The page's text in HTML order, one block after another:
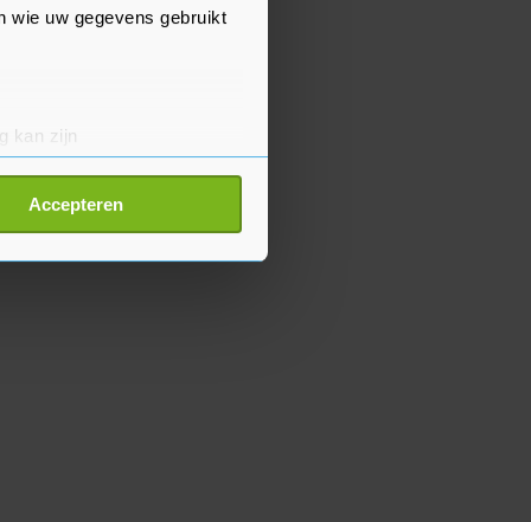
wie uw gegevens gebruikt
kan zijn
detailgedeelte
cookiepagina kun je
Accepteren